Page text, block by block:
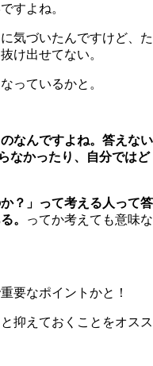
すよね。
気づいたんですけど、た
け出せてない。
っているかと。
なんですよね。答えない
なかったり、自分ではど
？」って考える人って答
。
ってか考えても意味な
要なポイントかと！
抑えておくことをオスス